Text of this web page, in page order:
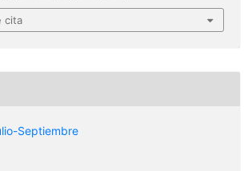
cita
Septiembre